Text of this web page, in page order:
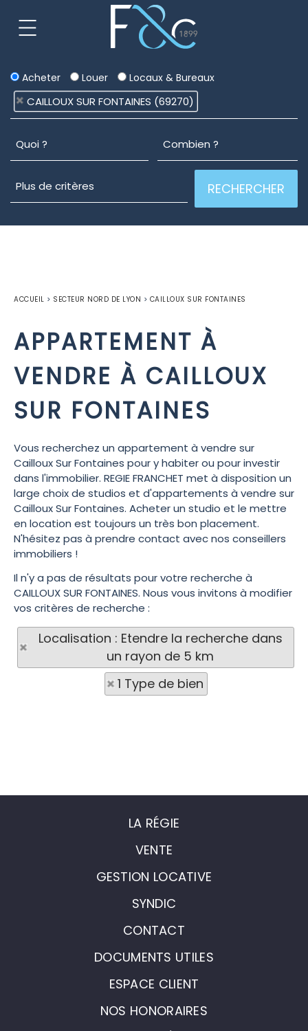
Acheter Louer Locaux & Bureaux
CAILLOUX SUR FONTAINES (69270)
ACCUEIL > SECTEUR NORD DE LYON > CAILLOUX SUR FONTAINES
APPARTEMENT À
VENDRE À CAILLOUX
SUR FONTAINES
Vous recherchez un appartement à vendre sur
Cailloux Sur Fontaines pour y habiter ou pour investir
dans l'immobilier. REGIE FRANCHET met à disposition un
large choix de studios et d'appartements à vendre sur
Cailloux Sur Fontaines. Acheter un studio et le mettre
en location est toujours un très bon placement.
N'hésitez pas à prendre contact avec nos conseillers
immobiliers !
Il n'y a pas de résultats pour votre recherche à
CAILLOUX SUR FONTAINES. Nous vous invitons à modifier
vos critères de recherche :
Localisation : Etendre la recherche dans
un rayon de 5 km
1 Type de bien
LA RÉGIE
VENTE
GESTION LOCATIVE
SYNDIC
CONTACT
DOCUMENTS UTILES
ESPACE CLIENT
NOS HONORAIRES